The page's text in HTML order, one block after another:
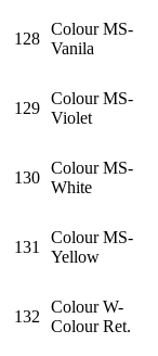
128
Colour MS-
Vanila
129
Colour MS-
Violet
130
Colour MS-
White
131
Colour MS-
Yellow
132
Colour W-
Colour Ret.